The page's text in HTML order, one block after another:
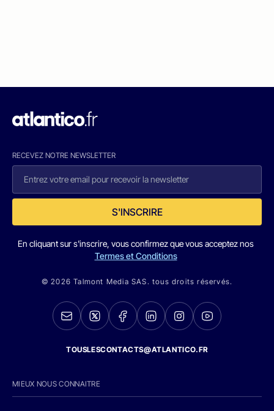
RECEVEZ NOTRE NEWSLETTER
S'INSCRIRE
En cliquant sur s'inscrire, vous confirmez que vous acceptez nos
Termes et Conditions
© 2026 Talmont Media SAS. tous droits réservés.
TOUSLESCONTACTS@ATLANTICO.FR
MIEUX NOUS CONNAITRE